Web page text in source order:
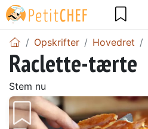
Opskrifter Hovedret
Raclette-tærte
Stem nu